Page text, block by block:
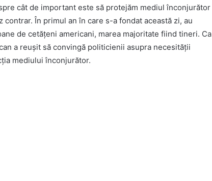
cât de important este să protejăm mediul înconjurător
În primul an în care s-a fondat această zi, au
de cetățeni americani, marea majoritate fiind tineri. Ca
a reușit să convingă politicienii asupra necesității
mediului înconjurător.